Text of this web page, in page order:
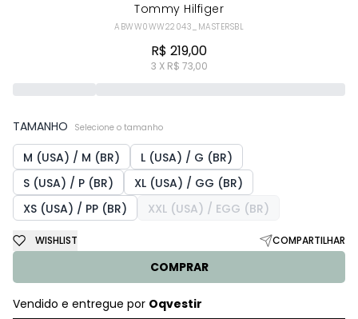
Tommy Hilfiger
ABWW0WW22043_MASTERSBL
R$ 219,00
3 X R$ 73,00
TAMANHO Selecione o tamanho
M (USA) / M (BR)
L (USA) / G (BR)
S (USA) / P (BR)
XL (USA) / GG (BR)
XS (USA) / PP (BR)
XXL (USA) / EGG (BR)
COMPRAR
WISHLIST COMPARTILHAR
Vendido e entregue por Oqvestir